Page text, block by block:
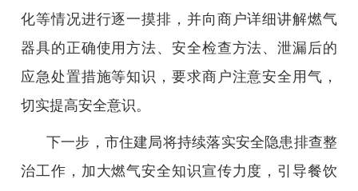
化等情况进行逐一摸排，并向商户详细讲解燃气
器具的正确使用方法、安全检查方法、泄漏后的
应急处置措施等知识，要求商户注意安全用气，
切实提高安全意识。
下一步，市住建局将持续落实安全隐患排查整
治工作，加大燃气安全知识宣传力度，引导餐饮